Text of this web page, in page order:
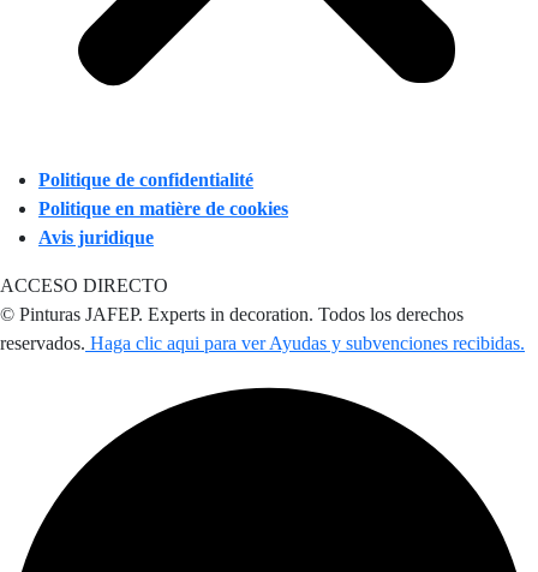
Politique de confidentialité
Politique en matière de cookies
Avis juridique
ACCESO DIRECTO
© Pinturas JAFEP. Experts in decoration. Todos los derechos
reservados. Haga clic aqui para ver Ayudas y subvenciones recibidas.